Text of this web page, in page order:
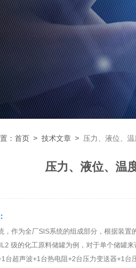
： 首页 > 技术文章 > 压力、液位、
压力、液位、温
，作为全厂SIS系统的组成部分，根据装置
级的化工原料储罐为例，对于单个储罐来
台超声波+1台热电阻+2台压力变送器+1台